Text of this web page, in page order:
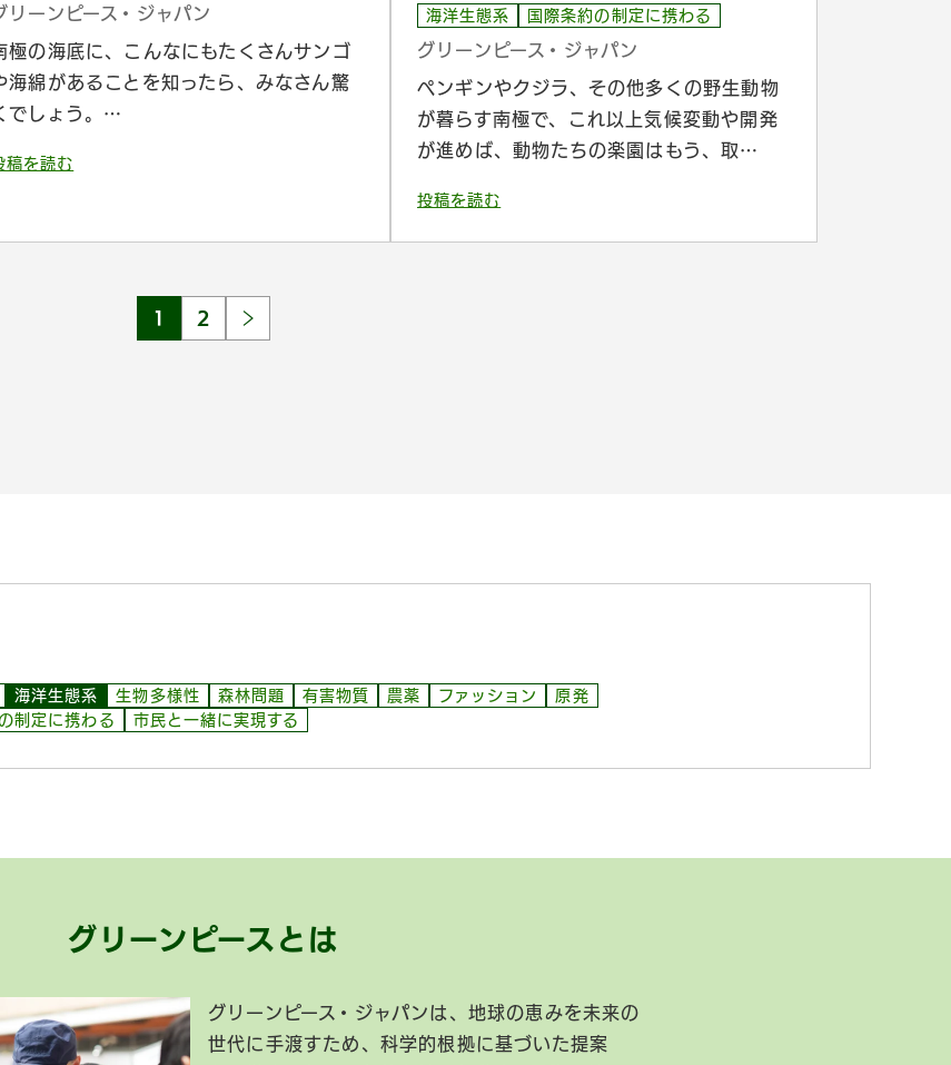
リーンピース・ジャパン
極の海底に、こんなにもたくさんサンゴ
海綿があることを知ったら、みなさん驚
でしょう。…
稿を読む
海洋生態系 国際条約の制定に携わる
グリーンピース・ジャパン
ペンギンやクジラ、その他多くの野生動物
が暮らす南極で、これ以上気候変動や開発
が進めば、動物たちの楽園はもう、取…
投稿を読む
1 2
海洋生態系 生物多様性 森林問題 有害物質 農薬 ファッション
原発
制定に携わる 市民と一緒に実現する
グリーンピースとは
グリーンピース・ジャパンは、地球の恵みを未来の
世代に手渡すため、科学的根拠に基づいた提案